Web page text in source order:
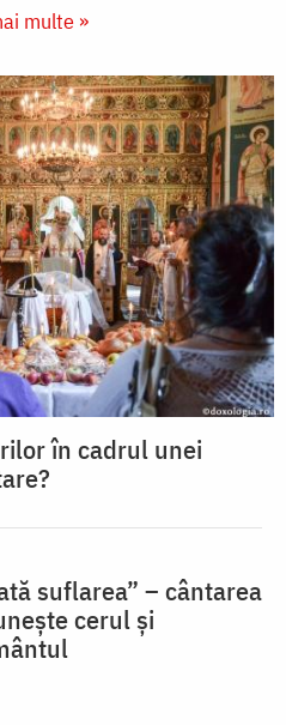
multe »
în cadrul unei
suflarea” – cântarea
cerul și